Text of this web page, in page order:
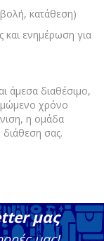
κατάθεση)
και ενημέρωση για
άμεσα διαθέσιμο,
χρόνο
η ομάδα
διάθεση σας.
μας